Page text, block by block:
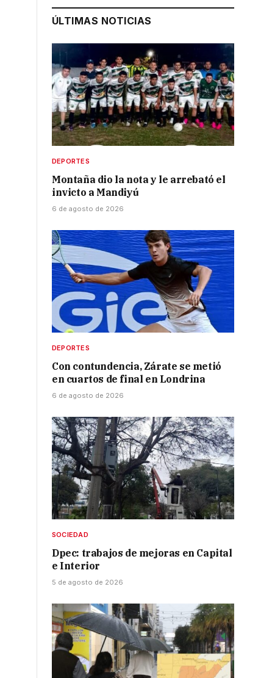
ÚLTIMAS NOTICIAS
DEPORTES
Montaña dio la nota y le arrebató el
invicto a Mandiyú
6 de agosto de 2026
DEPORTES
Con contundencia, Zárate se metió
en cuartos de final en Londrina
6 de agosto de 2026
SOCIEDAD
Dpec: trabajos de mejoras en Capital
e Interior
5 de agosto de 2026